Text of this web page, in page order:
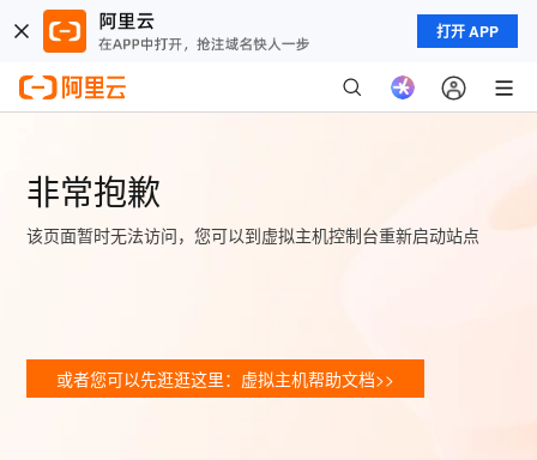
打开 APP
非常抱歉
该页面暂时无法访问，您可以到虚拟主机控制台重新启动站点
或者您可以先逛逛这里：虚拟主机帮助文档>>